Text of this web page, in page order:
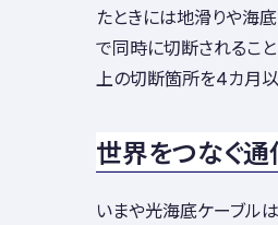
たときには地滑りや海
で同時に切断されるこ
上の切断箇所を4カ月以
世界をつなぐ
いまや光海底ケーブル